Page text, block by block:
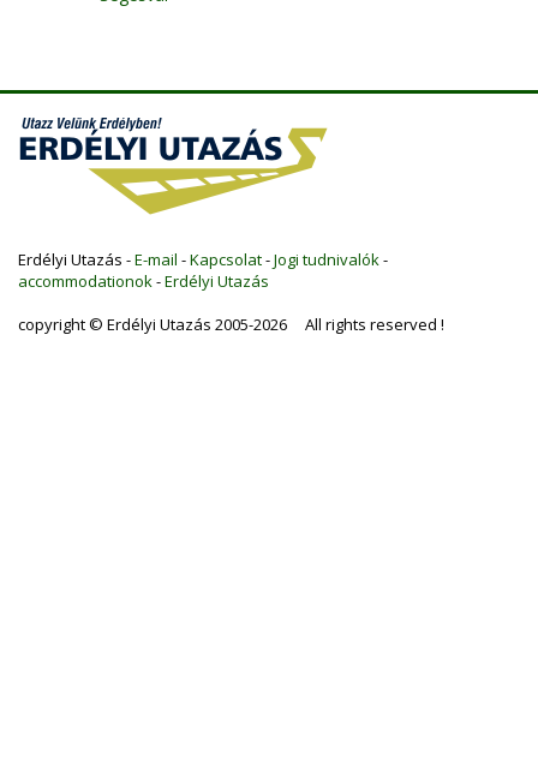
Erdélyi Utazás -E-mail -Kapcsolat-Jogi tudnivalók-
accommodationok-Erdélyi Utazás
copyright © Erdélyi Utazás 2005-2026 All rights reserved !